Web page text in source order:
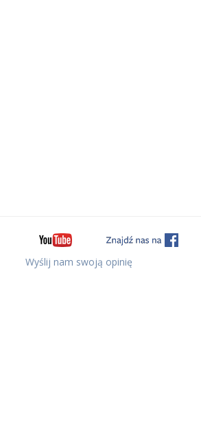
Wyślij nam swoją opinię